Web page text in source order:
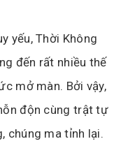
yếu, Thời Không
đến rất nhiều thế
mở màn. Bởi vậy,
độn cùng trật tự
chúng ma tỉnh lại.